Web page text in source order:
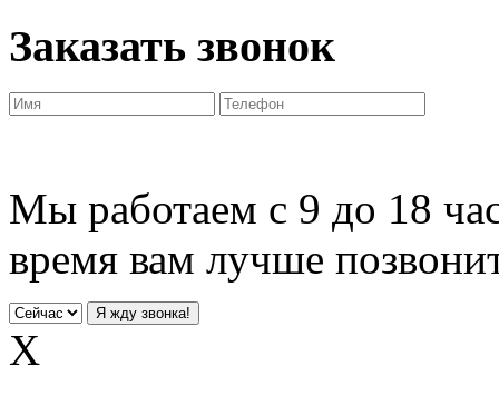
Заказать звонок
Мы работаем с 9 до 18
время вам лучше
X